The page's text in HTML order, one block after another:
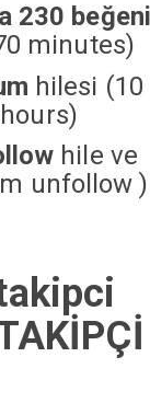
230 beğeni
minutes)
hilesi (10
hile ve
unfollow )